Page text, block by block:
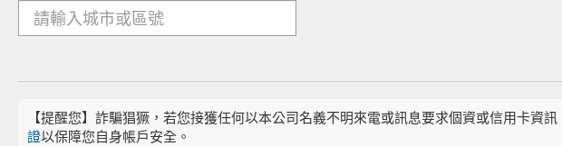
【提醒您】詐騙猖獗，若您接獲任何以本公司名義不明來電或訊息要求個資或信用卡資
證以保障您自身帳戶安全。